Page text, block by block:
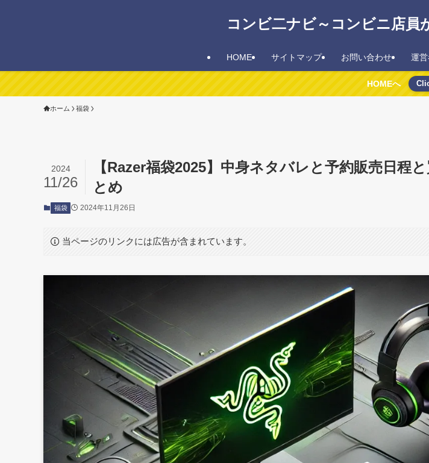
コンビ二ナビ～コンビニ店員
HOME サイトマップ お問い合わせ 運
HOMEへ
ホーム 福袋
【Razer福袋2025】中身ネタバレと予約販売日程
とめ
2024
11/26
福袋 2024年11月26日
当ページのリンクには広告が含まれています。